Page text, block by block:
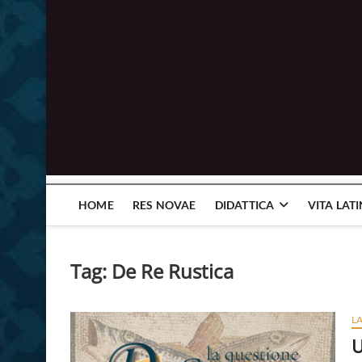
HOME RES NOVAE DIDATTICA VITA
Tag: De Re Rustica